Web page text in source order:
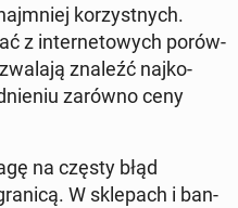
ko­rzyst­nych.
z in­ter­ne­to­wych po­rów­
znaleźć naj­ko­
zarówno ceny
na częsty błąd
W skle­pach i ban­